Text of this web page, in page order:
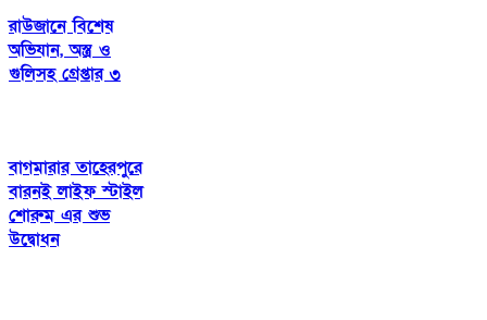
রাউজানে বিশেষ
অভিযান, অস্ত্র ও
গুলিসহ গ্রেপ্তার ৩
বাগমারার তাহেরপুরে
বারনই লাইফ স্টাইল
শোরুম এর শুভ
উদ্বোধন